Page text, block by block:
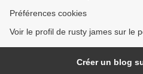
Préférences cookies
Voir le profil de rusty james sur le
Créer un blog